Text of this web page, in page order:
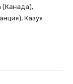
(Канада),
Казуя